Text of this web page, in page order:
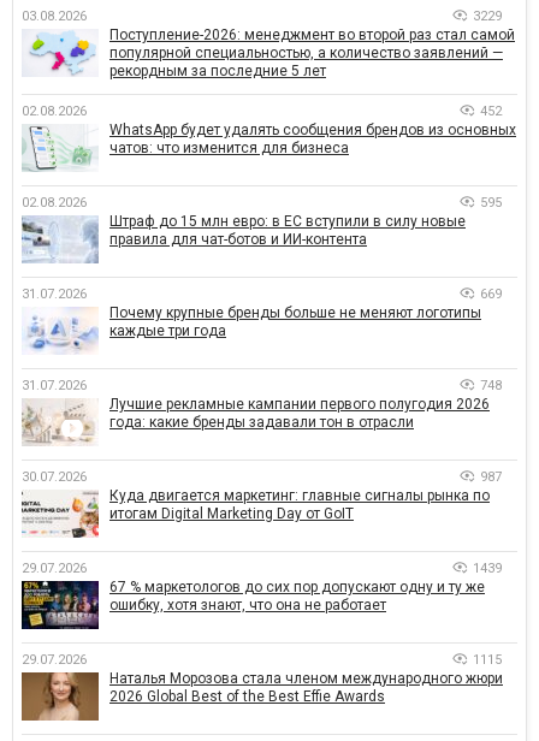
03.08.2026 3229
Поступление-2026: менеджмент во второй раз стал самой
популярной специальностью, а количество заявлений —
рекордным за последние 5 лет
02.08.2026 452
WhatsApp будет удалять сообщения брендов из основных
чатов: что изменится для бизнеса
02.08.2026 595
Штраф до 15 млн евро: в ЕС вступили в силу новые
правила для чат-ботов и ИИ-контента
31.07.2026 669
Почему крупные бренды больше не меняют логотипы
каждые три года
31.07.2026 748
Лучшие рекламные кампании первого полугодия 2026
года: какие бренды задавали тон в отрасли
30.07.2026 987
Куда двигается маркетинг: главные сигналы рынка по
итогам Digital Marketing Day от GoIT
29.07.2026 1439
67 % маркетологов до сих пор допускают одну и ту же
ошибку, хотя знают, что она не работает
29.07.2026 1115
Наталья Морозова стала членом международного жюри
2026 Global Best of the Best Effie Awards